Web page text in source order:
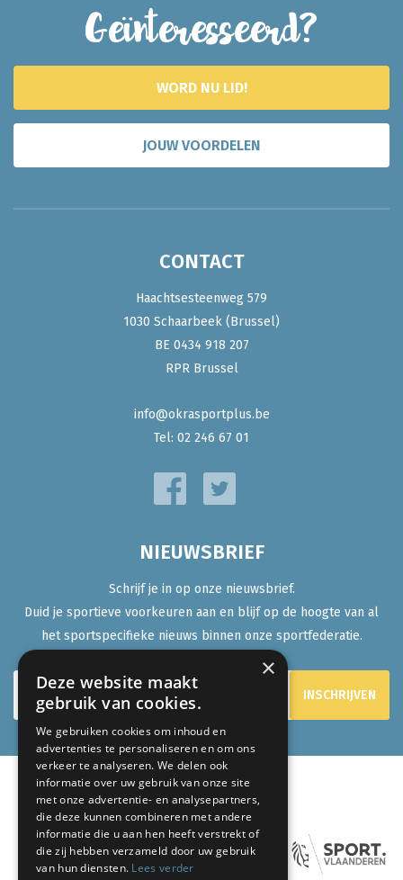
Geïnteresseerd?
WORD NU LID!
JOUW VOORDELEN
CONTACT
Haachtsesteenweg 579
1030 Schaarbeek (Brussel)
BE 0434 918 207
RPR Brussel
info@okrasportplus.be
Tel: 02 246 67 01
NIEUWSBRIEF
Schrijf je in op onze nieuwsbrief.
Duid je sportieve voorkeuren aan en blijf op de hoogte van al
het sportspecifieke nieuws binnen onze sportfederatie.
ONZE PARTNERS:
×
Deze website maakt
gebruik van cookies.
We gebruiken cookies om inhoud en
advertenties te personaliseren en om ons
verkeer te analyseren. We delen ook
informatie over uw gebruik van onze site
met onze advertentie- en analysepartners,
die deze kunnen combineren met andere
informatie die u aan hen heeft verstrekt of
die zij hebben verzameld door uw gebruik
van hun diensten. Lees verder